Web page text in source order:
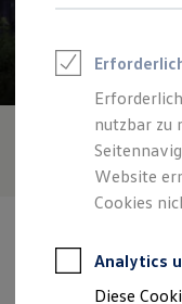
ONE
Fahrzeugsuche
Fahrzeuge
Digitaler
Kauf &
Online-
Aktionen &
Für
Profi
nutzbar zu
Website
Cookies
Analytics
Diese